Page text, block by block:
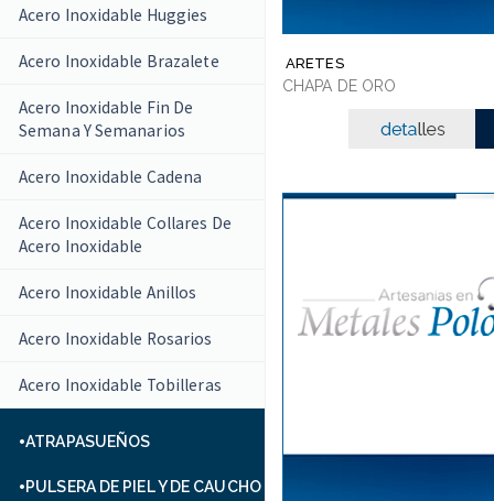
Acero Inoxidable Huggies
Acero Inoxidable Brazalete
Acero Inoxidable Fin De
Semana Y Semanarios
Acero Inoxidable Cadena
Acero Inoxidable Collares De
Acero Inoxidable
Acero Inoxidable Anillos
Acero Inoxidable Rosarios
Acero Inoxidable Tobilleras
ATRAPASUEÑOS
PULSERA DE PIEL Y DE CAUCHO
ARETES
CHAPA DE ORO